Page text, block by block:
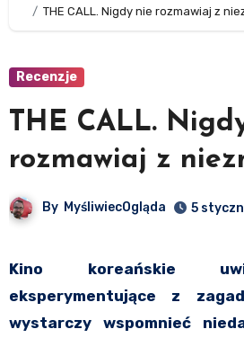
THE CALL. Nigdy nie rozmawiaj z
Recenzje
THE CALL.
rozmawiaj z
By MyśliwiecOgląda 5
Kino koreańskie uwielbia historie
eksperymentujące z
wystarczy wspomnieć